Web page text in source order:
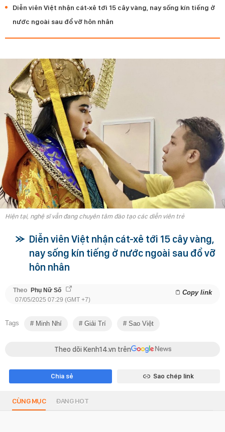
Diễn viên Việt nhận cát-xê tới 15 cây vàng, nay sống kín tiếng ở
nước ngoài sau đổ vỡ hôn nhân
Hiện tại, nghệ sĩ vẫn đang chuyên tâm đào tạo các diễn viên trẻ
Diễn viên Việt nhận cát-xê tới 15 cây vàng,
nay sống kín tiếng ở nước ngoài sau đổ vỡ
hôn nhân
Theo Phụ Nữ Số Copy link
07/05/2025 07:29 (GMT +7)
Tags Minh Nhí Giải Trí Sao Việt
Theo dõi Kenh14.vn trên
Chia sẻ Sao chép link
CÙNG MỤC ĐANG HOT